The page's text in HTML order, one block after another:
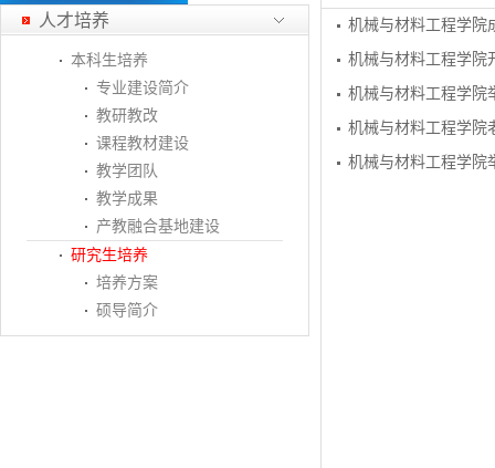
人才培养
本科生培养
专业建设简介
教研教改
课程教材建设
教学团队
教学成果
产教融合基地建设
研究生培养
培养方案
硕导简介
机械与材料工程学院
机械与材料工程学
机械与材料工程学院
机械与材料工程学院
机械与材料工程学院